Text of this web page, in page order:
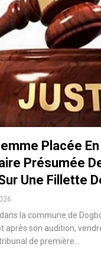
Placée
Présumée
Une Fillette
la commune de
après son audition,
de première…